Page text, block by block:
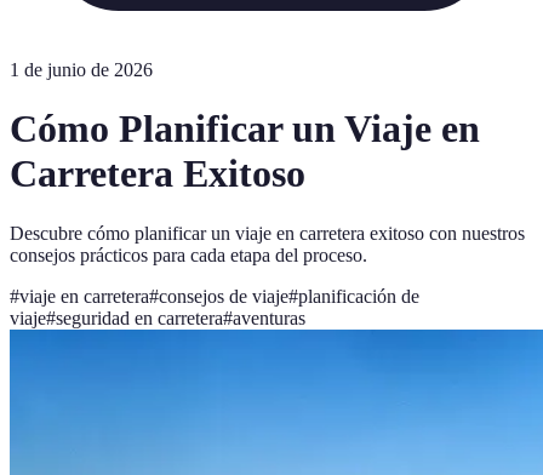
1 de junio de 2026
Cómo Planificar un Viaje en
Carretera Exitoso
Descubre cómo planificar un viaje en carretera exitoso con nuestros
consejos prácticos para cada etapa del proceso.
#viaje en carretera#consejos de viaje#planificación de
viaje#seguridad en carretera#aventuras